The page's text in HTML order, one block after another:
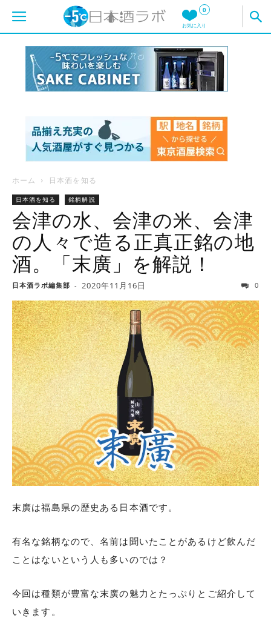
0
お気に入り
ホーム 日本酒を知る
日本酒を知る 銘柄解説
会津の水、会津の米、会津
の人々で造る正真正銘の地
酒。「末廣」を解説！
日本酒ラボ編集部 - 2020年11月16日 0
末廣は福島県の歴史ある日本酒です。
有名な銘柄なので、名前は聞いたことがあるけど飲んだ
ことはないという人も多いのでは？
今回は種類が豊富な末廣の魅力とたっぷりとご紹介して
いきます。